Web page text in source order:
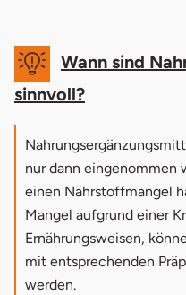
Wann sind
sinnvoll?
nur dann eingenommen
einen Nährstoffmangel
Mangel aufgrund einer
Ernährungsweisen,
mit entsprechenden
werden.